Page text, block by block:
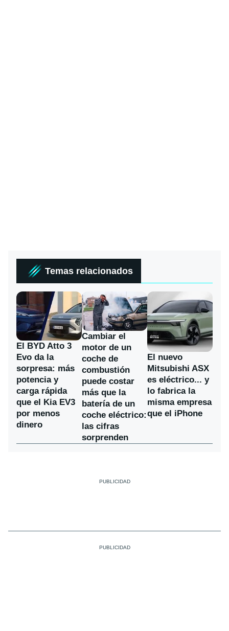
Temas relacionados
El BYD Atto 3
Evo da la
sorpresa: más
potencia y
carga rápida
que el Kia EV3
por menos
dinero
Cambiar el
motor de un
coche de
combustión
puede costar
más que la
batería de un
coche eléctrico:
las cifras
sorprenden
El nuevo
Mitsubishi ASX
es eléctrico... y
lo fabrica la
misma empresa
que el iPhone